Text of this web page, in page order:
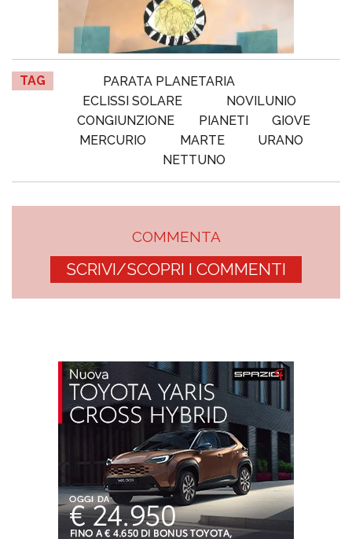
TAG
PARATA PLANETARIA
ECLISSI SOLARE
NOVILUNIO
CONGIUNZIONE
PIANETI
GIOVE
MERCURIO
MARTE
URANO
NETTUNO
COMMENTA
SCRIVI/SCOPRI I COMMENTI